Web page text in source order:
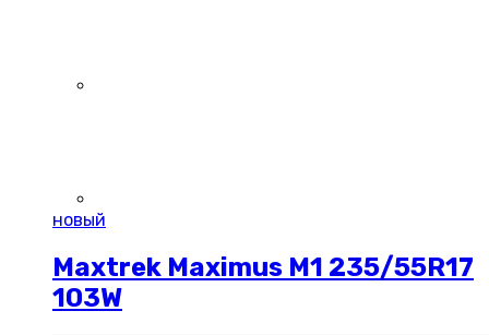
новый
Maxtrek Maximus M1 235/55R17
103W